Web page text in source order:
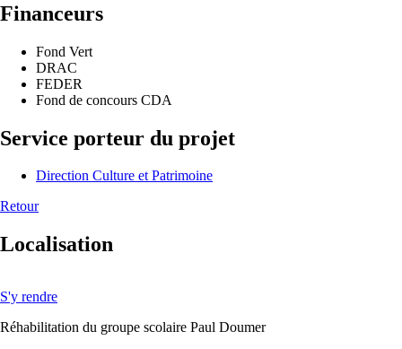
Financeurs
Fond Vert
DRAC
FEDER
Fond de concours CDA
Service porteur du projet
Direction Culture et Patrimoine
Retour
Localisation
S'y rendre
Réhabilitation du groupe scolaire Paul Doumer